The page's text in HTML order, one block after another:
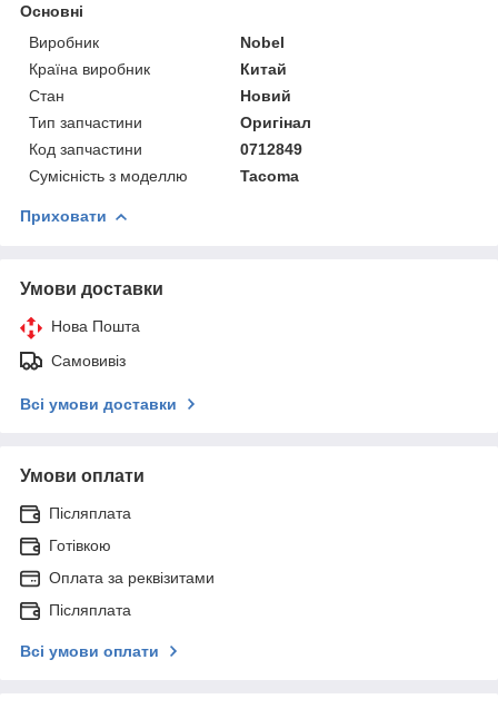
Основні
Виробник
Nobel
Країна виробник
Китай
Стан
Новий
Тип запчастини
Оригінал
Код запчастини
0712849
Сумісність з моделлю
Tacoma
Приховати
Умови доставки
Нова Пошта
Самовивіз
Всі умови доставки
Умови оплати
Післяплата
Готівкою
Оплата за реквізитами
Післяплата
Всі умови оплати